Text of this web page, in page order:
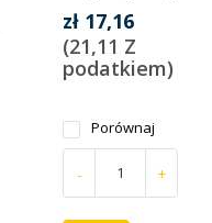
zł 17,16
(21,11 Z
podatkiem)
Porównaj
- +